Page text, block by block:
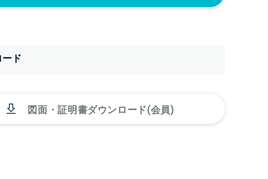
円)
1.5S’(+22440円)
ド
図面・証明書ダウンロード(会員)